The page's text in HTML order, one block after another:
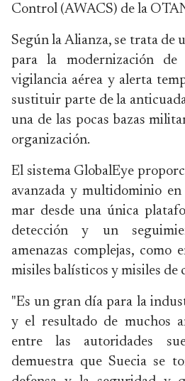
Control (AWACS) de la
Según la Alianza, se trata de
para la modernización de
vigilancia aérea y alerta
sustituir parte de la
una de las pocas bazas
organización.
El sistema GlobalEye
avanzada y multidominio
mar desde una única
detección y un
amenazas complejas, como
misiles balísticos y misiles de
"Es un gran día para la
y el resultado de muchos
entre las autoridades
demuestra que Suecia se